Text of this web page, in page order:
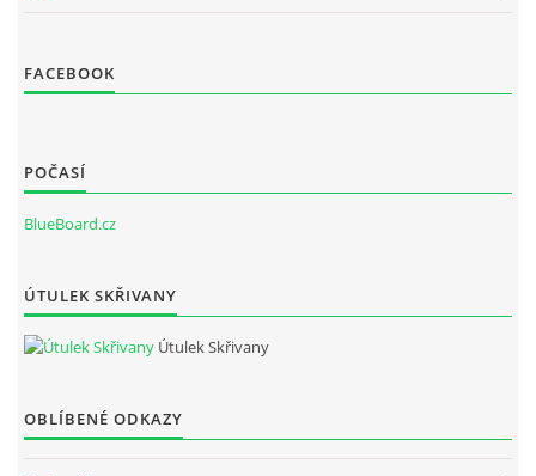
FACEBOOK
POČASÍ
BlueBoard.cz
ÚTULEK SKŘIVANY
Útulek Skřivany
OBLÍBENÉ ODKAZY